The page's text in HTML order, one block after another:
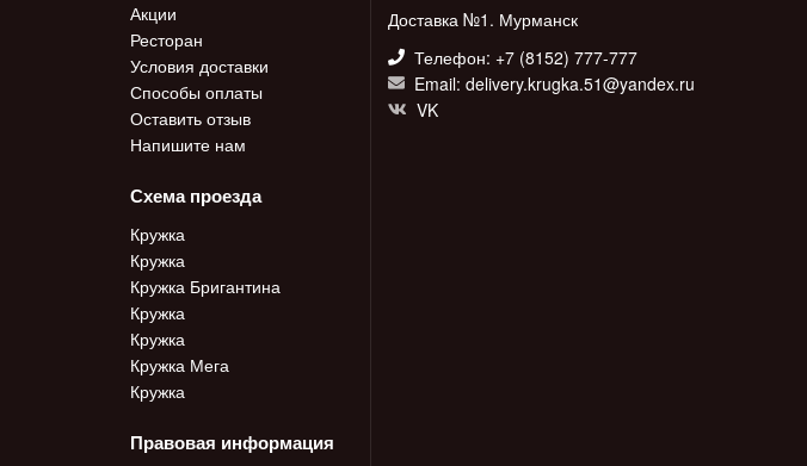
Акции
Ресторан
Условия доставки
Способы оплаты
Оставить отзыв
Напишите нам
Схема проезда
Кружка
Кружка
Кружка Бригантина
Кружка
Кружка
Кружка Мега
Кружка
Правовая информация
Доставка №1. Мурманск
Телефон: +7 (8152) 777-777
Email: delivery.krugka.51@yandex.ru
VK